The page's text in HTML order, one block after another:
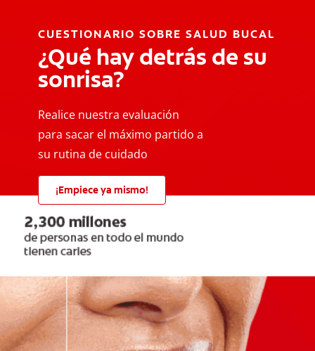
CUESTIONARIO SOBRE SALUD BUCAL
¿Qué hay detrás de su
sonrisa?
Realice nuestra evaluación
para sacar el máximo partido a
su rutina de cuidado
¡Empiece ya mismo!